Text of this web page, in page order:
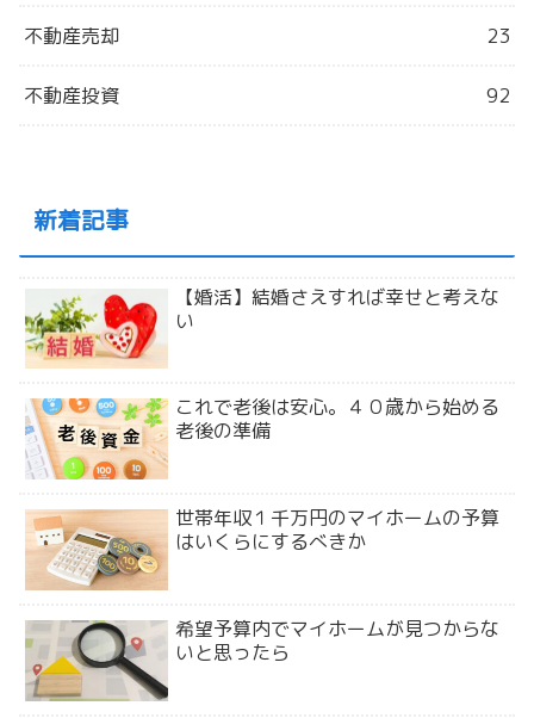
不動産売却 23
不動産投資 92
新着記事
【婚活】結婚さえすれば幸せと考えな
い
これで老後は安心。４０歳から始める
老後の準備
世帯年収１千万円のマイホームの予算
はいくらにするべきか
希望予算内でマイホームが見つからな
いと思ったら